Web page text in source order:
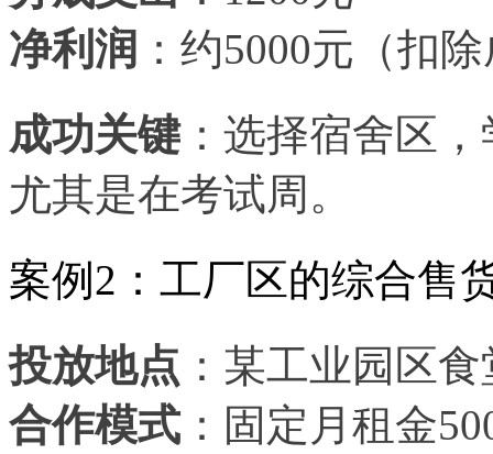
净利润 ：约5000元（扣
成功关键：选择宿舍区
尤其是在考试周。
案例 2：工厂区的综合售
投放地点 ：某工业园区
合作模式 ：固定月租金